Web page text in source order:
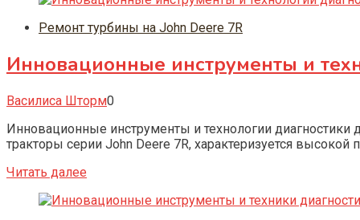
Ремонт турбины на John Deere 7R
Инновационные инструменты и
Василиса Шторм0
Инновационные инструменты и технологии
тракторы серии John Deere 7R, характеризуется
Читать далее